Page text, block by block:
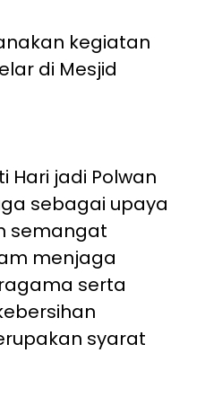
kegiatan
di Mesjid
Hari jadi Polwan
sebagai upaya
semangat
menjaga
serta
syarat